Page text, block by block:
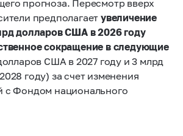
прогноза. Пересмотр вверх
предполагает увеличение
долларов США в 2026 году
сокращение в следующие
США в 2027 году и 3 млрд
году) за счет изменения
с Фондом национального